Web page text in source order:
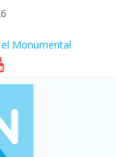
Monumental
décadas y ya
el sector
y consumo
el país, un 5,9%